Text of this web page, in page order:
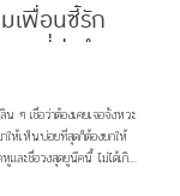
เพื่อนซี้รัก
ตที่มุ่งทำตาม
ๆ เชื่อว่าต้องเคยเจอจังหวะ
ให้เห็นบ่อยที่สุดก็ต้องยกให้
ละชื่อวงสุดยูนีคนี้ ไม่ได้เกิด